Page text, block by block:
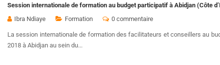
Session internationale de formation au budget participatif à Abidjan (Côte
Ibra Ndiaye
Formation 0 commentaire
La session internationale de formation des facilitateurs et conseillers au
2018 à Abidjan au sein du...